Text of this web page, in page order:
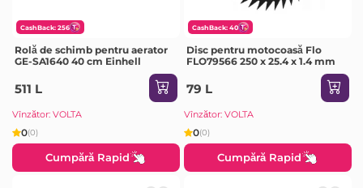
CashBack: 256
Rolă de schimb pentru aerator
GE-SA1640 40 cm Einhell
511 L
Vînzător: VOLTA
0(0)
Cumpără Rapid
CashBack: 40
Disc pentru motocoasă Flo
FLO79566 250 x 25.4 x 1.4 mm
79 L
Vînzător: VOLTA
0(0)
Cumpără Rapid